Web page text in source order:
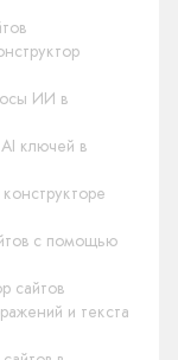
ИИ в
ключей в
с помощью
сайтов
и текста